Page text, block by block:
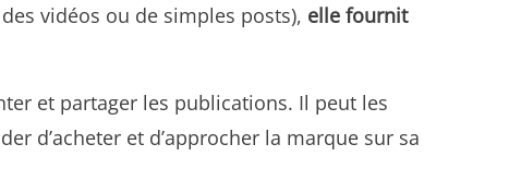
vidéos ou de simples posts), elle fournit
et partager les publications. Il peut les
d’acheter et d’approcher la marque sur sa